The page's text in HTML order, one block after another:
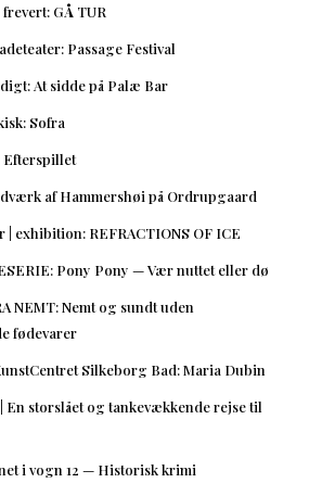
GÅ TUR
Passage Festival
At sidde på Palæ Bar
Sofra
Efterspillet
af Hammershøi på Ordrupgaard
| exhibition: REFRACTIONS OF ICE
Pony Pony — Vær nuttet eller dø
NEMT: Nemt og sundt uden
fødevarer
Silkeborg Bad: Maria Dubin
En storslået og tankevækkende rejse til
i vogn 12 — Historisk krimi